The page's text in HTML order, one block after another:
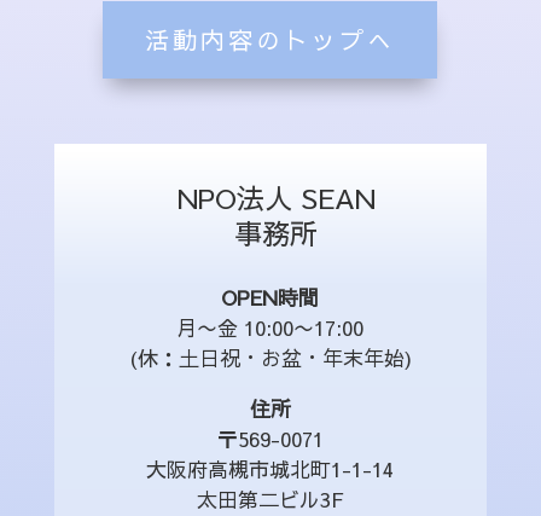
活動内容のトップへ
NPO法人 SEAN
事務所
OPEN時間
月〜金 10:00〜17:00
(休：土日祝・お盆・年末年始)
住所
〒569-0071
大阪府高槻市城北町1-1-14
太田第二ビル3F